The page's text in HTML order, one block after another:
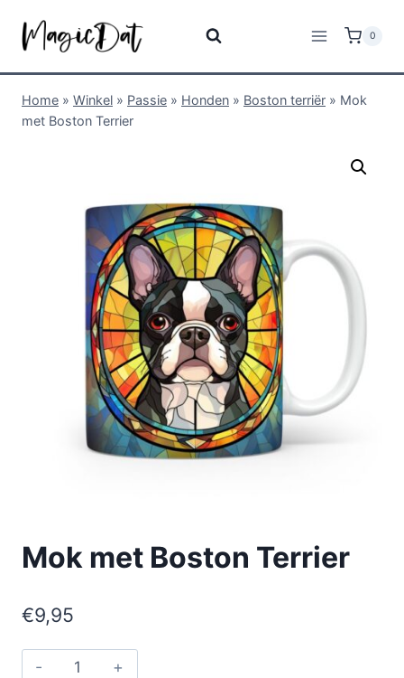
0
Home » Winkel » Passie » Honden » Boston terriër » Mok
met Boston Terrier
Mok met Boston Terrier
€9,95